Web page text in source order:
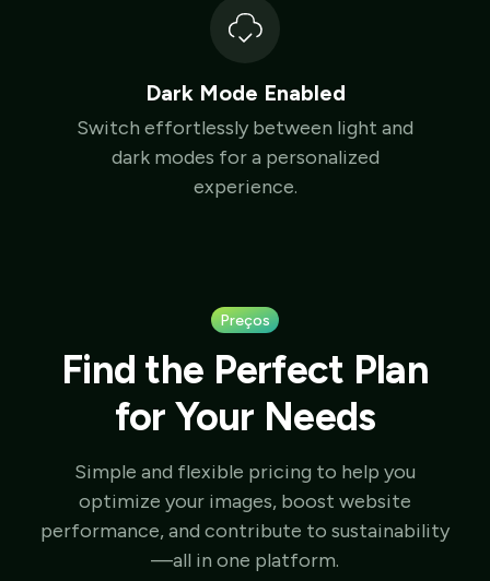
Dark Mode Enabled
Switch effortlessly between light and
dark modes for a personalized
experience.
Preços
Find the Perfect Plan
for Your Needs
Simple and flexible pricing to help you
optimize your images, boost website
performance, and contribute to sustainability
—all in one platform.